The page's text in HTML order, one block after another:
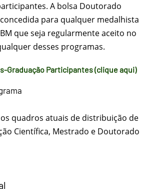
A bolsa Doutorado
concedida para qualquer medalhista
que seja regularmente aceito no
desses programas.
Graduação Participantes (clique aqui)
quadros atuais de distribuição de
Científica, Mestrado e Doutorado